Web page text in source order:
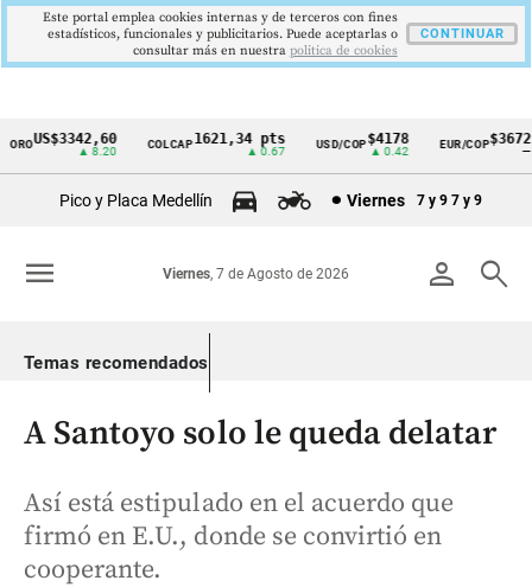
Cintillo
Colombia
US$3342,60
▲ 8.20
COLCAP1621,34 pts
▲ 0.67
USD/COP$4178
▲ 0.42
EUR/COP$3672
Pico y Placa Medellín Viernes 7 y 9 7 y 9
person search
Viernes, 7 de Agosto de 2026
menu
Temas recomendados
A Santoyo solo le queda delatar
Así está estipulado en el acuerdo que
firmó en E.U., donde se convirtió en
cooperante.
Este portal emplea cookies internas y de terceros con fines
estadísticos, funcionales y publicitarios. Puede aceptarlas o
consultar más en nuestra politica de cookies
CONTINUAR